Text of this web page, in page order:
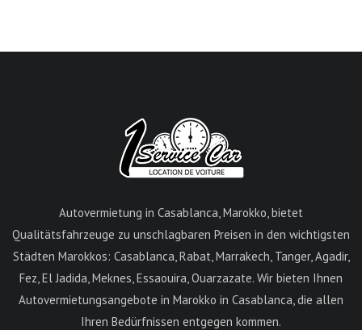
Autovermietung in Casablanca, Marokko, bietet
Qualitätsfahrzeuge zu unschlagbaren Preisen in den wichtigsten
Städten Marokkos: Casablanca, Rabat, Marrakech, Tanger, Agadir,
Fez, El Jadida, Meknes, Essaouira, Ouarzazate. Wir bieten Ihnen
Autovermietungsangebote in Marokko in Casablanca, die allen
Ihren Bedürfnissen entgegen kommen.